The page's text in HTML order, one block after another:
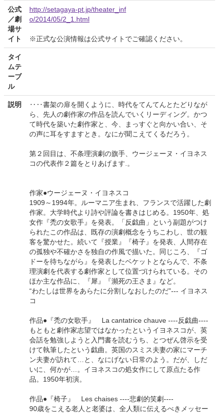
公式
／劇
場サ
イト
http://setagaya-pt.jp/theater_inf
o/2014/05/2_1.html
※正式な公演情報は公式サイトでご確認ください。
タイ
ムテ
ーブ
ル
説明
‥‥書架の扉を開くように、時代をてんてんとたどりなが
ら、先人の劇作家の作品を読んでいくリーディング。かつ
て時代を築いた劇作家と、今、まっすぐと向かい合い、そ
の声に耳をすますとき。なにが聞こえてくるだろう。
第２回目は、不条理演劇の旗手、ウージェーヌ・イヨネス
コの代表作２篇をとりあげます.。
作家●ウージェーヌ・イヨネスコ
1909～1994年。ルーマニア生まれ、フランスで活躍した劇
作家。大学時代より詩や評論を書きはじめる。1950年、処
女作『禿の女歌手』を発表。「反戯曲」という副題がつけ
られたこの作品は、既存の演劇概念をうちこわし、世の観
客を驚かせた。続いて『授業』『椅子』を発表、人間存在
の孤独や不確かさを独自の作風で描いた。同じころ、『ゴ
ドーを待ちながら』を発表したベケットとならんで、不条
理演劇を代表する劇作家として位置づけられている。その
ほか主な作品に、『犀』『瀕死の王さま』など。
“わたしは世界をあらたに分割しなおしたのだ”--- イヨネス
コ
作品●『禿の女歌手』 La cantatrice chauve ----反戯曲----
もともと劇作家志望ではなかったというイヨネスコが、英
会話を勉強しようと入門書を読むうち、とつぜん啓示を受
けて執筆したという戯曲。英国のスミス夫妻の家にマーチ
ン夫妻が訪れて…と、なにげない日常のよう。だが、しだ
いに、何かが…。イヨネスコの処女作にして原点たる作
品。1950年初演。
作品●『椅子』 Les chaises ----悲劇的笑劇----
90歳をこえる老人と老婆は、全人類に伝えるべきメッセー